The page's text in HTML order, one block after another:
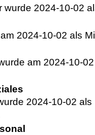
wurde 2024-10-02
2024-10-02 als
am 2024-10-
2024-10-02 als